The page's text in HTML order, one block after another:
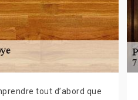
tout d’abord que